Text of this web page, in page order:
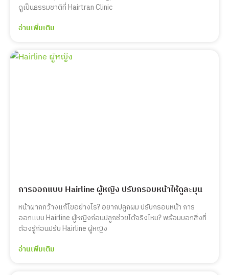
ดูเป็นธรรมชาติที่ Hairtran Clinic
อ่านเพิ่มเติม
การออกแบบ Hairline ผู้หญิง ปรับกรอบหน้าให้ดูละมุน
หน้าผากกว้างแก้ไขอย่างไร? อยากปลูกผม ปรับกรอบหน้า การ
ออกแบบ Hairline ผู้หญิงก่อนปลูกช่วยได้จริงไหม? พร้อมบอกสิ่งที่
ต้องรู้ก่อนปรับ Hairline ผู้หญิง
อ่านเพิ่มเติม